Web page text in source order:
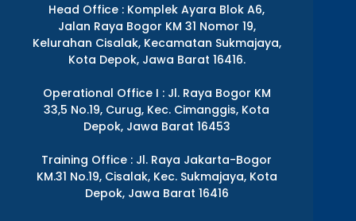
Head Office : Komplek Ayara Blok A6,
Jalan Raya Bogor KM 31 Nomor 19,
Kelurahan Cisalak, Kecamatan Sukmajaya,
Kota Depok, Jawa Barat 16416.
Operational Office I : Jl. Raya Bogor KM
33,5 No.19, Curug, Kec. Cimanggis, Kota
Depok, Jawa Barat 16453
Training Office : Jl. Raya Jakarta-Bogor
KM.31 No.19, Cisalak, Kec. Sukmajaya, Kota
Depok, Jawa Barat 16416